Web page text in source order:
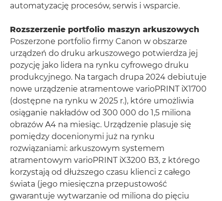
automatyzację procesów, serwis i wsparcie.
Rozszerzenie portfolio maszyn arkuszowych
Poszerzone portfolio firmy Canon w obszarze
urządzeń do druku arkuszowego potwierdza jej
pozycję jako lidera na rynku cyfrowego druku
produkcyjnego. Na targach drupa 2024 debiutuje
nowe urządzenie atramentowe varioPRINT iX1700
(dostępne na rynku w 2025 r.), które umożliwia
osiąganie nakładów od 300 000 do 1,5 miliona
obrazów A4 na miesiąc. Urządzenie plasuje się
pomiędzy docenionymi już na rynku
rozwiązaniami: arkuszowym systemem
atramentowym varioPRINT iX3200 B3, z którego
korzystają od dłuższego czasu klienci z całego
świata (jego miesięczna przepustowość
gwarantuje wytwarzanie od miliona do pięciu